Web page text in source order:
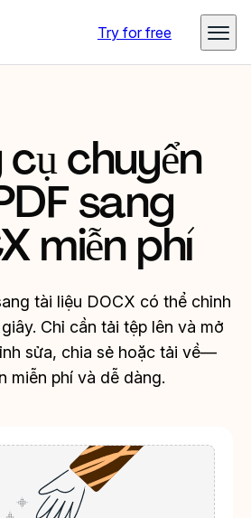
Try for free
chuyển
sang
miễn phí
tài liệu DOCX có thể chỉnh
Chỉ cần tải tệp lên và mở
sửa, chia sẻ hoặc tải về—
miễn phí và dễ dàng.